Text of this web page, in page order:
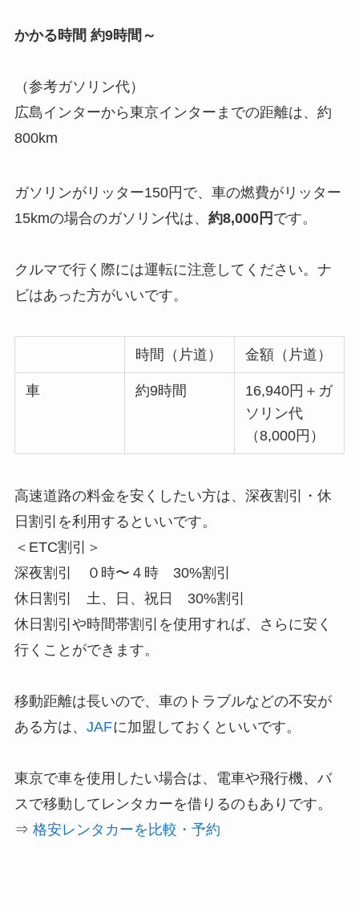
かかる時間 約9時間～
（参考ガソリン代）
広島インターから東京インターまでの距離は、約
800km
ガソリンがリッター150円で、車の燃費がリッター
15kmの場合のガソリン代は、 約8,000円 です。
クルマで行く際には運転に注意してください。ナ
ビはあった方がいいです。
時間（片道） 金額（片道）
車 約9時間
16,940円＋ガ
ソリン代
（8,000円）
高速道路の料金を安くしたい方は、深夜割引・休
日割引を利用するといいです。
＜ETC割引＞
深夜割引 ０時〜４時 30%割引
休日割引 土、日、祝日 30%割引
休日割引や時間帯割引を使用すれば、さらに安く
行くことができます。
移動距離は長いので、車のトラブルなどの不安が
ある方は、 JAFに加盟しておくといいです。
東京で車を使用したい場合は、電車や飛行機、バ
スで移動してレンタカーを借りるのもありです。
⇒ 格安レンタカーを比較・予約